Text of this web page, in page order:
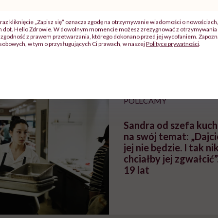
"Jestem w ciąży, co mi się
Wkrótce nowa
atakach paniki.
warsztat
POLECAMY
Sandra od szefa
na swój temat:
jej nie będzie. I tak
chciałby jej
19 lat
kliknięcie „Zapisz się” oznacza zgodę na otrzymywanie wiadomości o
dot. Hello Zdrowie. W dowolnym momencie możesz zrezygnować z
zgodność z prawem przetwarzania, którego dokonano przed jej wycofaniem.
w tym o przysługujących Ci prawach, w naszejPolityce prywatności.